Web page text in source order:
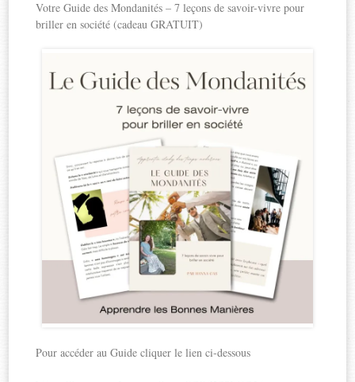
Votre Guide des Mondanités – 7 leçons de savoir-vivre pour
briller en société (cadeau GRATUIT)
Pour accéder au Guide cliquer le lien ci-dessous